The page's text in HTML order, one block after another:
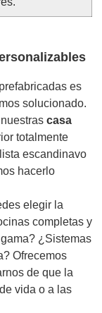
es
solucionado.
nuestrascasa
totalmente
escandinavo
hacerlo
elegir la
completas y
¿Sistemas
Ofrecemos
de que la
vida o a las